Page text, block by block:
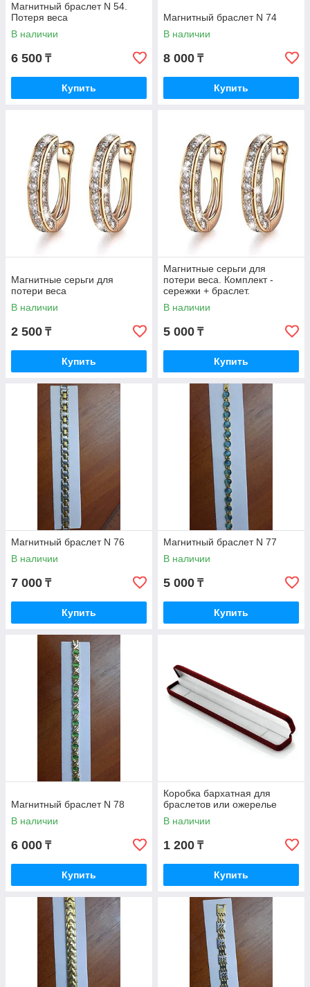
Магнитный браслет N 54.
Потеря веса
В наличии
6 500 ₸
Купить
Магнитный браслет N 74
В наличии
8 000 ₸
Купить
Магнитные серьги для
потери веса
В наличии
2 500 ₸
Купить
Магнитные серьги для
потери веса. Комплект -
сережки + браслет.
В наличии
5 000 ₸
Купить
Магнитный браслет N 76
В наличии
7 000 ₸
Купить
Магнитный браслет N 77
В наличии
5 000 ₸
Купить
Магнитный браслет N 78
В наличии
6 000 ₸
Купить
Коробка бархатная для
браслетов или ожерелье
В наличии
1 200 ₸
Купить